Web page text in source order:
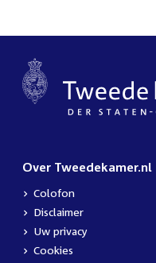
Over Tweedekamer.nl
Colofon
Disclaimer
Uw privacy
Cookies